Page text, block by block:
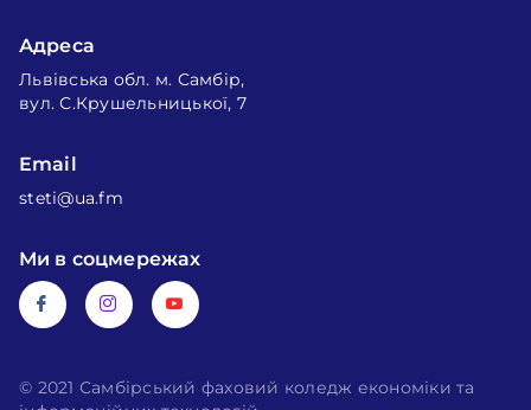
Адреса
Львівська обл. м. Самбір,
вул. С.Крушельницької, 7
Email
steti@ua.fm
Ми в соцмережах
© 2021 Самбірський фаховий коледж економіки та